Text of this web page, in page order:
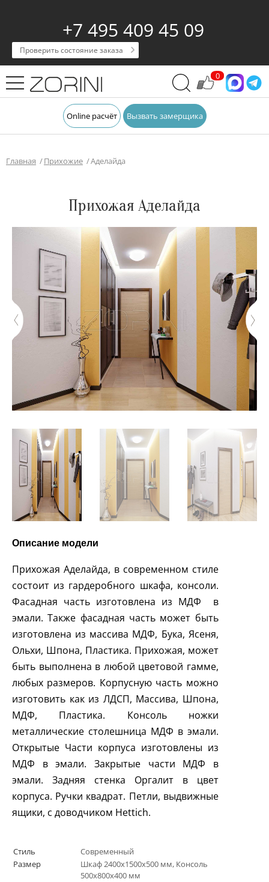
+7 495 409 45 09
Проверить состояние заказа
0
Online расчёт Вызвать замерщика
Главная Прихожие Аделайда
Прихожая Аделайда
Описание модели
Прихожая Аделайда, в современном стиле
состоит из гардеробного шкафа, консоли.
Фасадная часть изготовлена из МДФ в
эмали. Также фасадная часть может быть
изготовлена из массива МДФ, Бука, Ясеня,
Ольхи, Шпона, Пластика. Прихожая, может
быть выполнена в любой цветовой гамме,
любых размеров. Корпусную часть можно
изготовить как из ЛДСП, Массива, Шпона,
МДФ, Пластика. Консоль ножки
металлические столешница МДФ в эмали.
Открытые Части корпуса изготовлены из
МДФ в эмали. Закрытые части МДФ в
эмали. Задняя стенка Оргалит в цвет
корпуса. Ручки квадрат. Петли, выдвижные
ящики, с доводчиком Hettich.
Стиль
Современный
Размер
Шкаф 2400х1500х500 мм, Консоль
500х800х400 мм